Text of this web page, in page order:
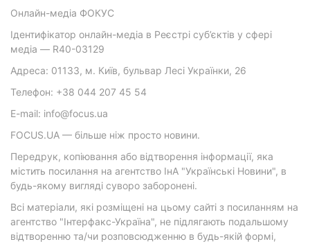
Онлайн-медіа ФОКУС
Ідентифікатор онлайн-медіа в Реєстрі суб’єктів у сфері
медіа — R40-03129
Адреса: 01133, м. Київ, бульвар Лесі Українки, 26
Телефон: +38 044 207 45 54
E-mail: info@focus.ua
FOCUS.UA — більше ніж просто новини.
Передрук, копіювання або відтворення інформації, яка
містить посилання на агентство ІнА "Українські Новини", в
будь-якому вигляді суворо заборонені.
Всі матеріали, які розміщені на цьому сайті з посиланням на
агентство "Інтерфакс-Україна", не підлягають подальшому
відтворенню та/чи розповсюдженню в будь-якій формі,